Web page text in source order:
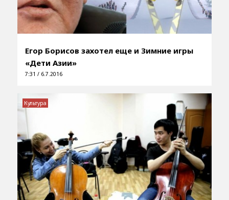
Егор Борисов захотел еще и Зимние игры
«Дети Азии»
7:31 / 6.7.2016
Культура